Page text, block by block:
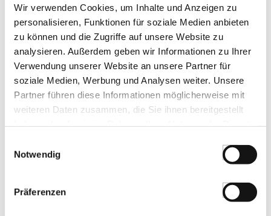
Wir verwenden Cookies, um Inhalte und Anzeigen zu
personalisieren, Funktionen für soziale Medien anbieten
zu können und die Zugriffe auf unsere Website zu
analysieren. Außerdem geben wir Informationen zu Ihrer
Verwendung unserer Website an unsere Partner für
soziale Medien, Werbung und Analysen weiter. Unsere
Partner führen diese Informationen möglicherweise mit
weiteren Daten zusammen, die Sie ihnen bereitgestellt
Notwendig
Präferenzen
LEBENSMITTELKENNZEICHNUNGEN
€ 33,56*
€ 30,51*/ kg
St.
Dark Vermicelli - dunkle
Schokoladenstreusel, Callebaut (CHD-
CR-1Z2-E0), 1 kg